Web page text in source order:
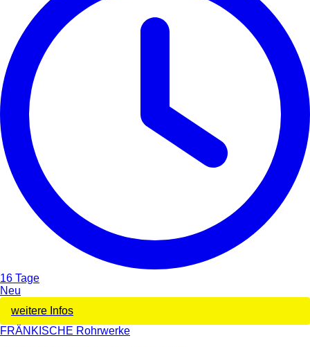
16 Tage
Neu
weitere Infos
FRÄNKISCHE Rohrwerke